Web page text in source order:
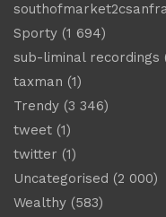
Sporty (1 694)
sub-liminal recordings
taxman (1)
Trendy (3 346)
tweet (1)
twitter (1)
Uncategorised (2 000)
Wealthy (583)